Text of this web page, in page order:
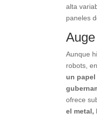
alta
paneles
Aunque
robots,
un
ofrece
el metal,